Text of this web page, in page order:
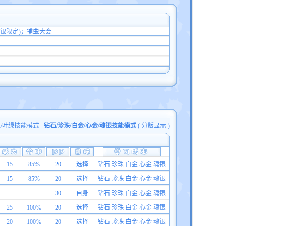
限定)；捕虫大会
叶绿技能模式 钻石/珍珠/白金/心金/魂银技能模式( 分版显示)
15 85% 20 选择
钻石 珍珠 白金 心金 魂银
15 85% 20 选择
钻石 珍珠 白金 心金 魂银
- - 30 自身
钻石 珍珠 白金 心金 魂银
25 100% 20 选择
钻石 珍珠 白金 心金 魂银
20 100% 20 选择
钻石 珍珠 白金 心金 魂银